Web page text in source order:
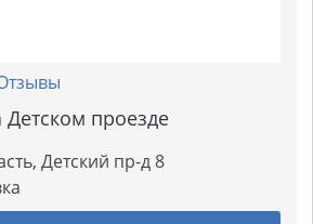
проезде
Детский пр-д 8